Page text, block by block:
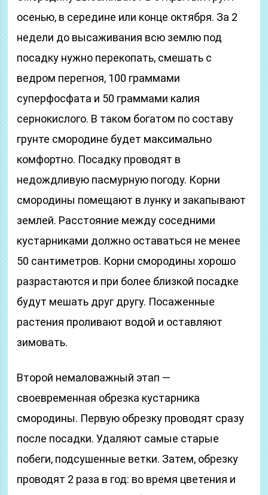
осенью, в середине или конце октября. За 2
недели до высаживания всю землю под
посадку нужно перекопать, смешать с
ведром перегноя, 100 граммами
суперфосфата и 50 граммами калия
сернокислого. В таком богатом по составу
грунте смородине будет максимально
комфортно. Посадку проводят в
недождливую пасмурную погоду. Корни
смородины помещают в лунку и закапывают
землей. Расстояние между соседними
кустарниками должно оставаться не менее
50 сантиметров. Корни смородины хорошо
разрастаются и при более близкой посадке
будут мешать друг другу. Посаженные
растения проливают водой и оставляют
зимовать.
Второй немаловажный этап —
своевременная обрезка кустарника
смородины. Первую обрезку проводят сразу
после посадки. Удаляют самые старые
побеги, подсушенные ветки. Затем, обрезку
проводят 2 раза в год: во время цветения и